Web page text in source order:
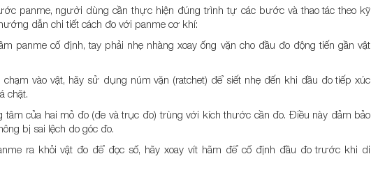
panme, người dùng cần thực hiện đúng trình tự các bước và thao tác theo kỹ
dẫn chi tiết cách đo với panme cơ khí:
panme cố định, tay phải nhẹ nhàng xoay ống vặn cho đầu đo động tiến gần vật
vào vật, hãy sử dụng núm vặn (ratchet) để siết nhẹ đến khi đầu đo tiếp xúc
chặt.
của hai mỏ đo (đe và trục đo) trùng với kích thước cần đo. Điều này đảm bảo
bị sai lệch do góc đo.
ra khỏi vật đo để đọc số, hãy xoay vít hãm để cố định đầu đo trước khi di